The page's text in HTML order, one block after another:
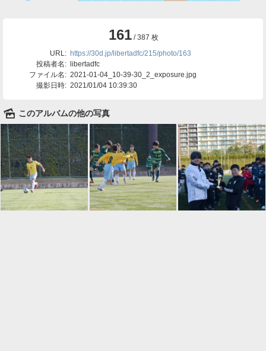
161/ 387 枚
URL: https://30d.jp/libertadfc/215/photo/163
投稿者名: libertadfc
ファイル名: 2021-01-04_10-39-30_2_exposure.jpg
撮影日時: 2021/01/04 10:39:30
🌄 このアルバムの他の写真